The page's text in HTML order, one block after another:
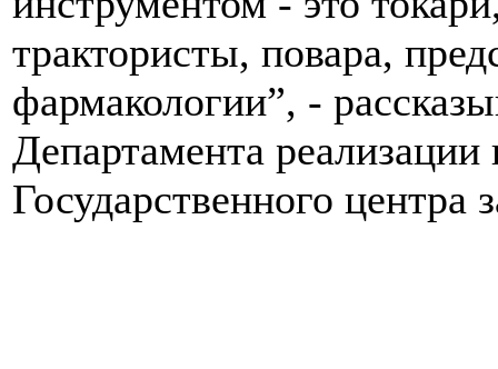
трактористы, повара,
фармакологии”, -
Департамента реализации
Государственного